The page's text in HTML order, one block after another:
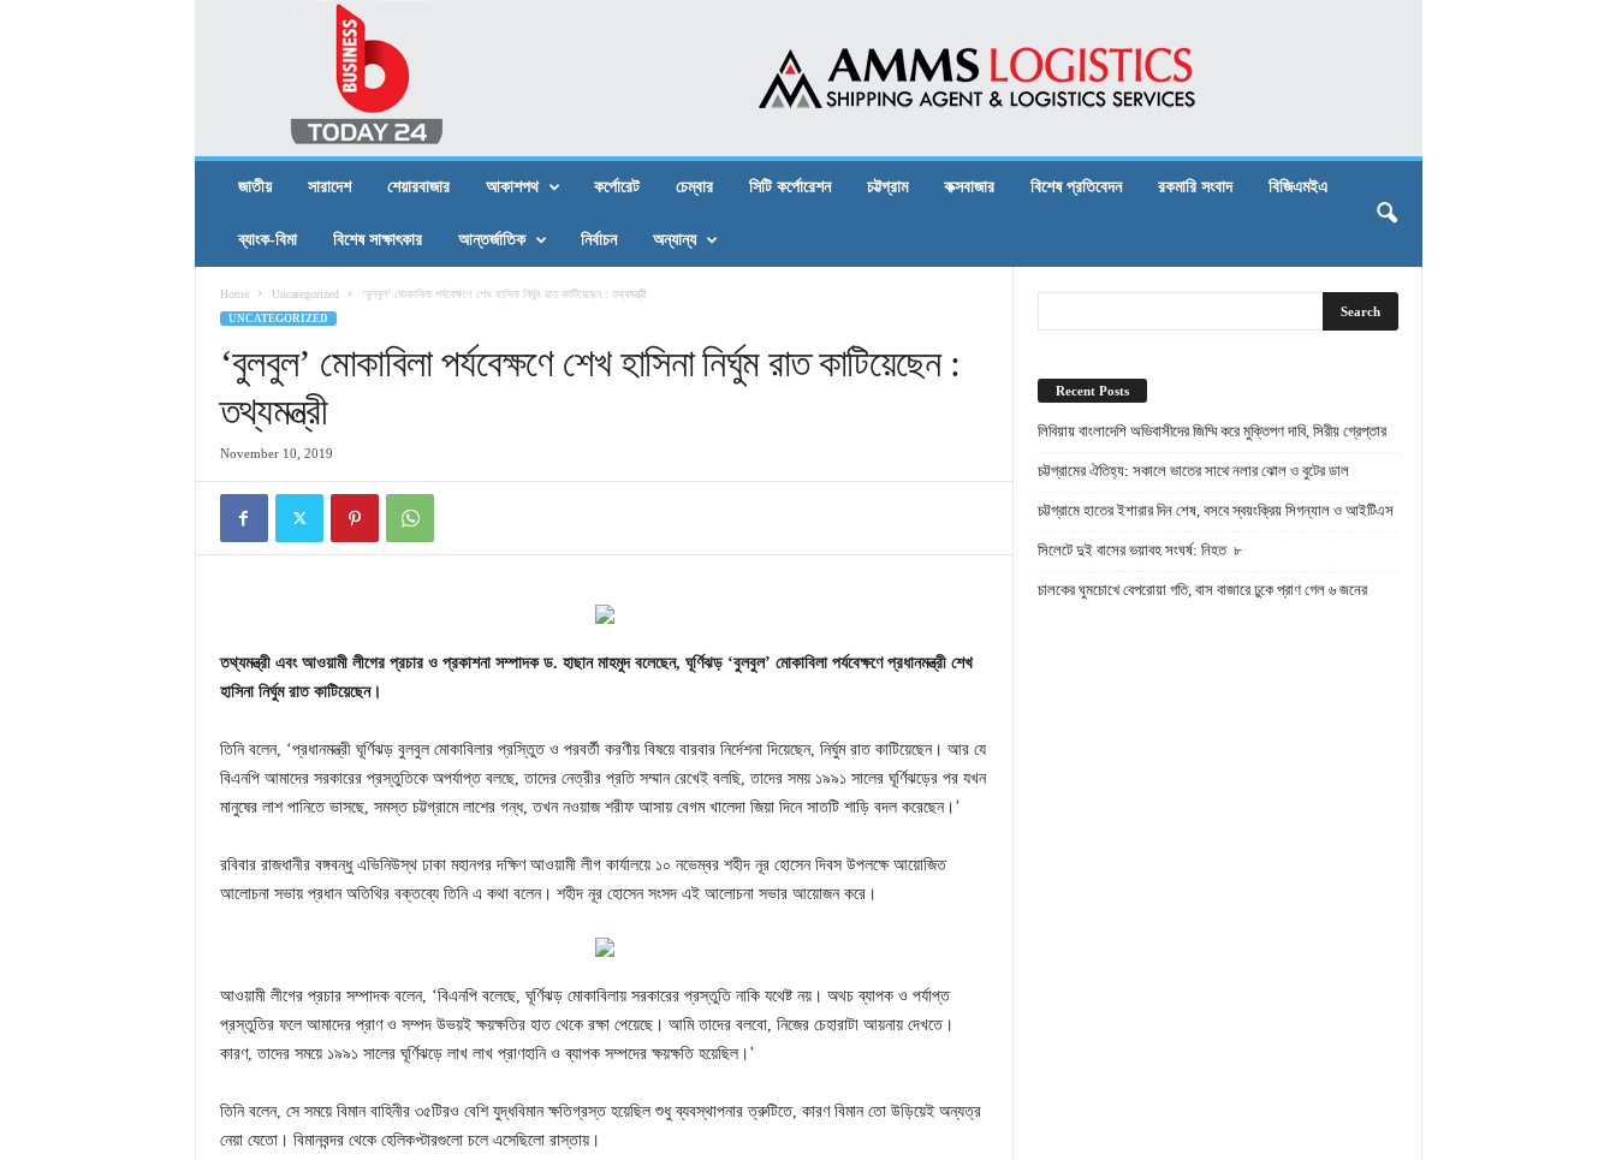
জাতীয় সারাদেশ শেয়ারবাজার আকাশপথ কর্পোরেট চেম্বার সিটি কর্পোরেশন চট্টগ্রাম কক্সবাজার বিশেষ প্রতিবেদন রকমারি সংবাদ বিজিএমইএ
ব্যাংক-বিমা বিশেষ সাক্ষাৎকার আন্তর্জাতিক নির্বাচন অন্যান্য
Home Uncategorized ‘বুলবুল’ মোকাবিলা পর্যবেক্ষণে শেখ হাসিনা নির্ঘুম রাত কাটিয়েছেন : তথ্যমন্ত্রী
UNCATEGORIZED
‘বুলবুল’ মোকাবিলা পর্যবেক্ষণে শেখ হাসিনা নির্ঘুম রাত কাটিয়েছেন :
তথ্যমন্ত্রী
November 10, 2019
তথ্যমন্ত্রী এবং আওয়ামী লীগের প্রচার ও প্রকাশনা সম্পাদক ড. হাছান মাহমুদ বলেছেন, ঘূর্ণিঝড় ‘বুলবুল’ মোকাবিলা পর্যবেক্ষণে প্রধানমন্ত্রী শেখ
হাসিনা নির্ঘুম রাত কাটিয়েছেন।
তিনি বলেন, ‘প্রধানমন্ত্রী ঘূর্ণিঝড় বুলবুল মোকাবিলার প্রস্তিুত ও পরবর্তী করণীয় বিষয়ে বারবার নির্দেশনা দিয়েছেন, নির্ঘুম রাত কাটিয়েছেন। আর যে
বিএনপি আমাদের সরকারের প্রস্তুতিকে অপর্যাপ্ত বলছে, তাদের নেত্রীর প্রতি সম্মান রেখেই বলছি, তাদের সময় ১৯৯১ সালের ঘূর্ণিঝড়ের পর যখন
মানুষের লাশ পানিতে ভাসছে, সমস্ত চট্টগ্রামে লাশের গন্ধ, তখন নওয়াজ শরীফ আসায় বেগম খালেদা জিয়া দিনে সাতটি শাড়ি বদল করেছেন।’
রবিবার রাজধানীর বঙ্গবন্ধু এভিনিউস্থ ঢাকা মহানগর দক্ষিণ আওয়ামী লীগ কার্যালয়ে ১০ নভেম্বর শহীদ নূর হোসেন দিবস উপলক্ষে আয়োজিত
আলোচনা সভায় প্রধান অতিথির বক্তব্যে তিনি এ কথা বলেন। শহীদ নূর হোসেন সংসদ এই আলোচনা সভার আয়োজন করে।
আওয়ামী লীগের প্রচার সম্পাদক বলেন, ‘বিএনপি বলেছে, ঘূর্ণিঝড় মোকাবিলায় সরকারের প্রস্তুতি নাকি যথেষ্ট নয়। অথচ ব্যাপক ও পর্যাপ্ত
প্রস্তুতির ফলে আমাদের প্রাণ ও সম্পদ উভয়ই ক্ষয়ক্ষতির হাত থেকে রক্ষা পেয়েছে। আমি তাদের বলবো, নিজের চেহারাটা আয়নায় দেখতে।
কারণ, তাদের সময়ে ১৯৯১ সালের ঘূর্ণিঝড়ে লাখ লাখ প্রাণহানি ও ব্যাপক সম্পদের ক্ষয়ক্ষতি হয়েছিল।’
তিনি বলেন, সে সময়ে বিমান বাহিনীর ৩৫টিরও বেশি যুদ্ধবিমান ক্ষতিগ্রস্ত হয়েছিল শুধু ব্যবস্থাপনার ত্রুটিতে, কারণ বিমান তো উড়িয়েই অন্যত্র
নেয়া যেতো। বিমানবন্দর থেকে হেলিকপ্টারগুলো চলে এসেছিলো রাস্তায়।
Recent Posts
লিবিয়ায় বাংলাদেশি অভিবাসীদের জিম্মি করে মুক্তিপণ দাবি, সিরীয় গ্রেপ্তার
চট্টগ্রামের ঐতিহ্য: সকালে ভাতের সাথে নলার ঝোল ও বুটের ডাল
চট্টগ্রামে হাতের ইশারার দিন শেষ, বসবে স্বয়ংক্রিয় সিগন্যাল ও আইটিএস
সিলেটে দুই বাসের ভয়াবহ সংঘর্ষ: নিহত ৮
চালকের ঘুমচোখে বেপরোয়া গতি, বাস বাজারে ঢুকে প্রাণ গেল ৬ জনের